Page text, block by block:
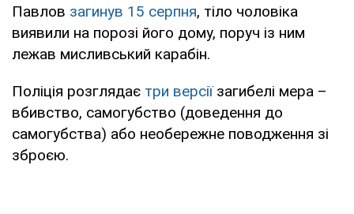
Павлов загинув 15 серпня, тіло чоловіка
виявили на порозі його дому, поруч із ним
лежав мисливський карабін.
Поліція розглядає три версіїзагибелі мера –
вбивство, самогубство (доведення до
самогубства) або необережне поводження зі
зброєю.